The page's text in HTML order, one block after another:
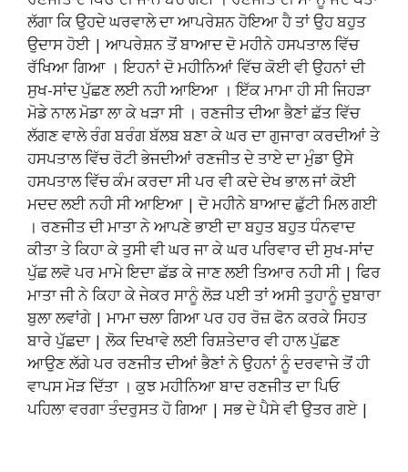
ਲੱਗਾ ਕਿ ਉਹਦੇ ਘਰਵਾਲੇ ਦਾ ਆਪਰੇਸ਼ਨ ਹੋਇਆ ਹੈ ਤਾਂ ਉਹ ਬਹੁਤ
ਉਦਾਸ ਹੋਈ | ਆਪਰੇਸ਼ਨ ਤੋਂ ਬਾਆਦ ਦੋ ਮਹੀਨੇ ਹਸਪਤਾਲ ਵਿੱਚ
ਰੱਖਿਆ ਗਿਆ । ਇਹਨਾਂ ਦੋ ਮਹੀਨਿਆਂ ਵਿੱਚ ਕੋਈ ਵੀ ਉਹਨਾਂ ਦੀ
ਸੁਖ-ਸਾਂਦ ਪੁੱਛਣ ਲਈ ਨਹੀ ਆਇਆ । ਇੱਕ ਮਾਮਾ ਹੀ ਸੀ ਜਿਹੜਾ
ਮੋਡੇ ਨਾਲ ਮੋਡਾ ਲਾ ਕੇ ਖੜਾ ਸੀ । ਰਣਜੀਤ ਦੀਆ ਭੈਣਾਂ ਛੱਤ ਵਿੱਚ
ਲੱਗਣ ਵਾਲੇ ਰੰਗ ਬਰੰਗ ਬੱਲਬ ਬਣਾ ਕੇ ਘਰ ਦਾ ਗੁਜਾਰਾ ਕਰਦੀਆਂ ਤੇ
ਹਸਪਤਾਲ ਵਿੱਚ ਰੋਟੀ ਭੇਜਦੀਆਂ ਰਣਜੀਤ ਦੇ ਤਾਏ ਦਾ ਮੁੰਡਾ ਉਸੇ
ਹਸਪਤਾਲ ਵਿੱਚ ਕੰਮ ਕਰਦਾ ਸੀ ਪਰ ਵੀ ਕਦੇ ਦੇਖ ਭਾਲ ਜਾਂ ਕੋਈ
ਮਦਦ ਲਈ ਨਹੀ ਸੀ ਆਇਆ | ਦੋ ਮਹੀਨੇ ਬਾਆਦ ਛੁੱਟੀ ਮਿਲ ਗਈ
। ਰਣਜੀਤ ਦੀ ਮਾਤਾ ਨੇ ਆਪਣੇ ਭਾਈ ਦਾ ਬਹੁਤ ਬਹੁਤ ਧੰਨਵਾਦ
ਕੀਤਾ ਤੇ ਕਿਹਾ ਕੇ ਤੁਸੀ ਵੀ ਘਰ ਜਾ ਕੇ ਘਰ ਪਰਿਵਾਰ ਦੀ ਸੁਖ-ਸਾਂਦ
ਪੁੱਛ ਲਵੋ ਪਰ ਮਾਮੇ ਇਦਾ ਛੱਡ ਕੇ ਜਾਣ ਲਈ ਤਿਆਰ ਨਹੀ ਸੀ | ਫਿਰ
ਮਾਤਾ ਜੀ ਨੇ ਕਿਹਾ ਕੇ ਜੇਕਰ ਸਾਨੂੰ ਲੋੜ ਪਈ ਤਾਂ ਅਸੀ ਤੁਹਾਨੂੰ ਦੁਬਾਰਾ
ਬੁਲਾ ਲਵਾਂਗੇ | ਮਾਮਾ ਚਲਾ ਗਿਆ ਪਰ ਹਰ ਰੋਜ਼ ਫੋਨ ਕਰਕੇ ਸਿਹਤ
ਬਾਰੇ ਪੁੱਛਦਾ | ਲੋਕ ਦਿਖਾਵੇ ਲਈ ਰਿਸ਼ਤੇਦਾਰ ਵੀ ਹਾਲ ਪੁੱਛਣ
ਆਉਣ ਲੱਗੇ ਪਰ ਰਣਜੀਤ ਦੀਆਂ ਭੈਣਾਂ ਨੇ ਉਹਨਾਂ ਨੂੰ ਦਰਵਾਜੇ ਤੋਂ ਹੀ
ਵਾਪਸ ਮੋੜ ਦਿੱਤਾ । ਕੁਝ ਮਹੀਨਿਆ ਬਾਦ ਰਣਜੀਤ ਦਾ ਪਿਓ
ਪਹਿਲਾ ਵਰਗਾ ਤੰਦਰੁਸਤ ਹੋ ਗਿਆ | ਸਭ ਦੇ ਪੈਸੇ ਵੀ ਉਤਰ ਗਏ |